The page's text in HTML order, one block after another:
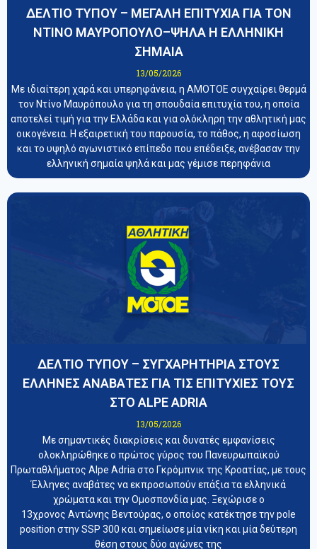
ΔΕΛΤΙΟ ΤΥΠΟΥ – ΜΕΓΑΛΗ ΕΠΙΤΥΧΙΑ ΓΙΑ ΤΟΝ
ΝΤΙΝΟ ΜΑΥΡΟΠΟΥΛΟ–ΨΗΛΑ Η ΕΛΛΗΝΙΚΗ
ΣΗΜΑΙΑ
13/05/2026
Με ιδιαίτερη χαρά και υπερηφάνεια, η ΑΜΟΤΟΕ συγχαίρει θερμά
τον Ντίνο Μαυρόπουλο για τη σπουδαία επιτυχία του, η οποία
αποτελεί τιμή για την Ελλάδα και για ολόκληρη την αθλητική μας
οικογένεια. Η εξαιρετική του παρουσία, το πάθος, η αφοσίωση
και το υψηλό αγωνιστικό επίπεδο που επέδειξε, ανέβασαν την
ελληνική σημαία ψηλά και μας γέμισε περηφάνια
ΔΕΛΤΙΟ ΤΥΠΟΥ – ΣΥΓΧΑΡΗΤΗΡΙΑ ΣΤΟΥΣ
ΕΛΛΗΝΕΣ ΑΝΑΒΑΤΕΣ ΓΙΑ ΤΙΣ ΕΠΙΤΥΧΙΕΣ ΤΟΥΣ
ΣΤΟ ALPE ADRIA
13/05/2026
Με σημαντικές διακρίσεις και δυνατές εμφανίσεις
ολοκληρώθηκε ο πρώτος γύρος του Πανευρωπαϊκού
Πρωταθλήματος Alpe Adria στο Γκρόμπνικ της Κροατίας, με τους
Έλληνες αναβάτες να εκπροσωπούν επάξια τα ελληνικά
χρώματα και την Ομοσπονδία μας. Ξεχώρισε ο
13χρονος Αντώνης Βεντούρας, ο οποίος κατέκτησε την pole
position στην SSP 300 και σημείωσε μία νίκη και μία δεύτερη
θέση στους δύο αγώνες της